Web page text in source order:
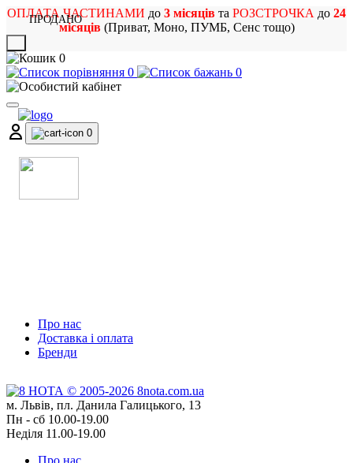
ОПЛАТА ЧАСТИНАМИ до 3 місяців та РОЗСТРОЧКА до 24
місяців(Приват, Моно, ПУМБ, Сенс тощо)
0
0
0
0
Про нас
Доставка і оплата
Бренди
м. Львів, пл. Данила Галицького, 13
Пн - сб 10.00-19.00
Неділя 11.00-19.00
Про нас
ПРОДАНО